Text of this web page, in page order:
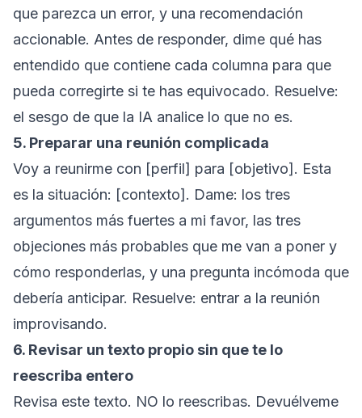
que parezca un error, y una recomendación
accionable. Antes de responder, dime qué has
entendido que contiene cada columna para que
pueda corregirte si te has equivocado. Resuelve:
el sesgo de que la IA analice lo que no es.
5. Preparar una reunión complicada
Voy a reunirme con [perfil] para [objetivo]. Esta
es la situación: [contexto]. Dame: los tres
argumentos más fuertes a mi favor, las tres
objeciones más probables que me van a poner y
cómo responderlas, y una pregunta incómoda que
debería anticipar. Resuelve: entrar a la reunión
improvisando.
6. Revisar un texto propio sin que te lo
reescriba entero
Revisa este texto. NO lo reescribas. Devuélveme